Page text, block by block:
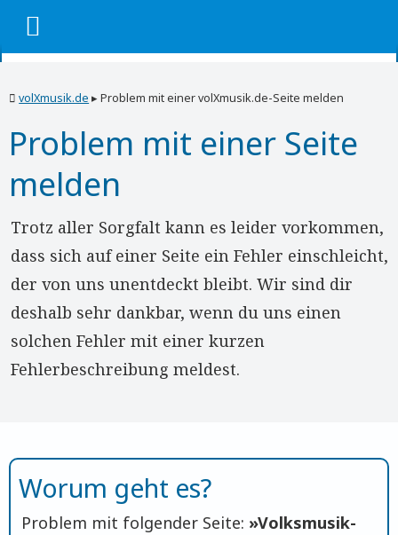
volXmusik.de ▸Problem mit einer volXmusik.de-Seite melden
Problem mit einer Seite
melden
Trotz aller Sorgfalt kann es leider vorkommen,
dass sich auf einer Seite ein Fehler einschleicht,
der von uns unentdeckt bleibt. Wir sind dir
deshalb sehr dankbar, wenn du uns einen
solchen Fehler mit einer kurzen
Fehlerbeschreibung meldest.
Worum geht es?
Problem mit folgender Seite: »Volksmusik-